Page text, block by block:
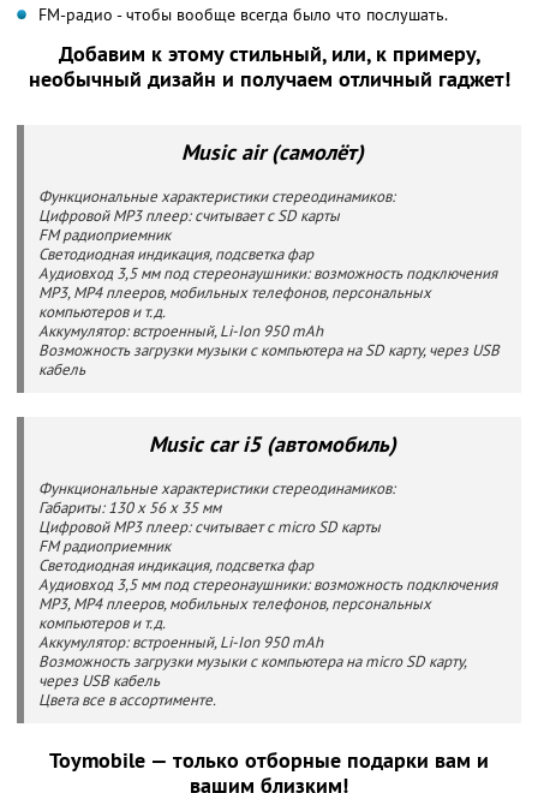
FM-радио - чтобы вообще всегда было что послушать.
Добавим к этому стильный, или, к примеру,
необычный дизайн и получаем отличный гаджет!
Music air (самолёт)
Функциональные характеристики стереодинамиков:
Цифровой MP3 плеер: считывает с SD карты
FM радиоприемник
Светодиодная индикация, подсветка фар
Аудиовход 3,5 мм под стереонаушники: возможность подключения
MP3, MP4 плееров, мобильных телефонов, персональных
компьютеров и т.д.
Аккумулятор: встроенный, Li-Ion 950 mAh
Возможность загрузки музыки с компьютера на SD карту, через USB
кабель
Music car i5 (автомобиль)
Функциональные характеристики стереодинамиков:
Габариты: 130 x 56 x 35 мм
Цифровой MP3 плеер: считывает с micro SD карты
FM радиоприемник
Светодиодная индикация, подсветка фар
Аудиовход 3,5 мм под стереонаушники: возможность подключения
MP3, MP4 плееров, мобильных телефонов, персональных
компьютеров и т.д.
Аккумулятор: встроенный, Li-Ion 950 mAh
Возможность загрузки музыки с компьютера на micro SD карту,
через USB кабель
Цвета все в ассортименте.
Toymobile — только отборные подарки вам и
вашим близким!